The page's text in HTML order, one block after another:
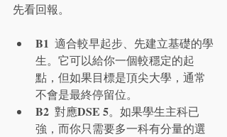
先看回報。
B1
  適合較早起步、先建立基礎的學
生。它可以給你一個較穩定的起
點，但如果目標是頂尖大學，通常
不會是最終停留位。
B2
  對應
DSE 5。如果學生主科已
強，而你只需要多一科有分量的選